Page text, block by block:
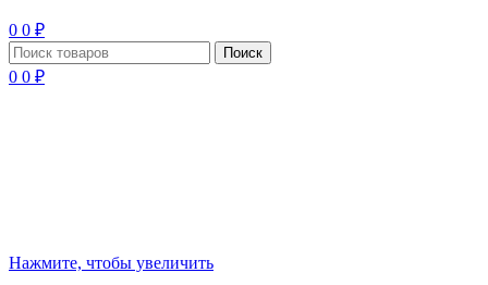
0 0 ₽
Поиск
0 0 ₽
Нажмите, чтобы увеличить